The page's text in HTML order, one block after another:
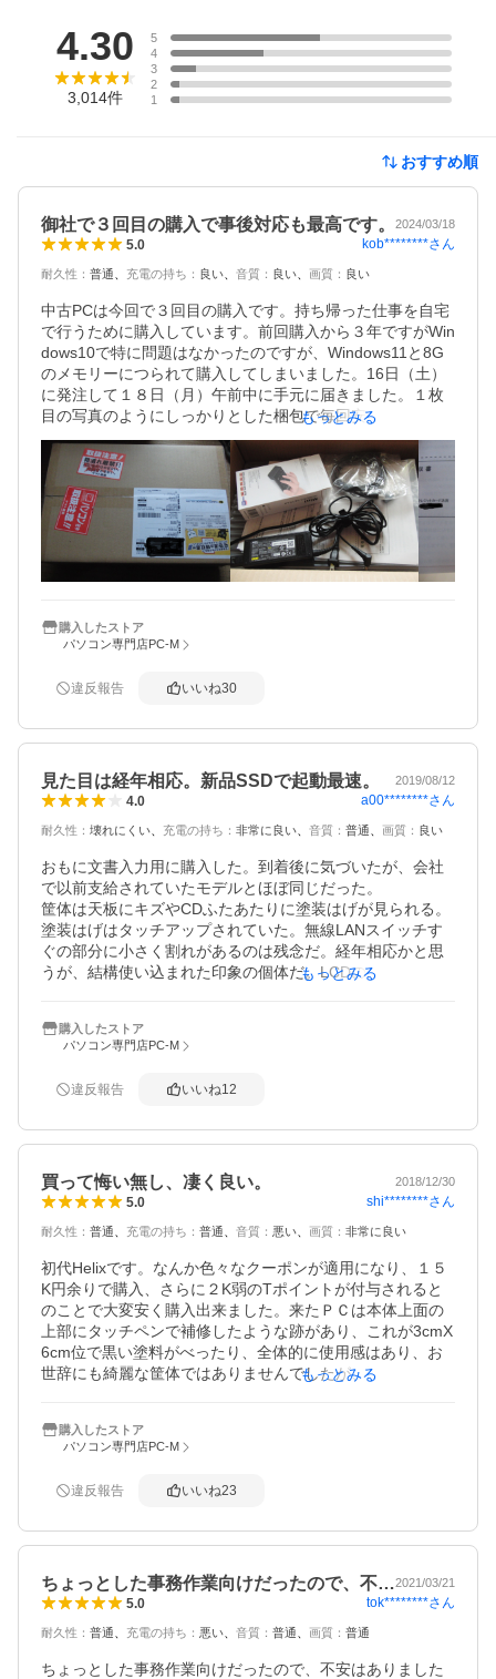
4.30
3,014件
5
4
3
2
1
おすすめ順
御社で３回目の購入で事後対応も最高です。 2024/03/18
5.0 kob********さん
耐久性 ： 普通 充電の持ち ： 良い 音質 ： 良い 画質 ： 良い
中古PCは今回で３回目の購入です。持ち帰った仕事を自宅
で行うために購入しています。前回購入から３年ですがWin
dows10で特に問題はなかったのですが、Windows11と8G
のメモリーにつられて購入してしまいました。16日（土）
に発注して１８日（月）午前中に手元に届きました。１枚
目の写真のようにしっかりとした梱包で毎回安心して到着
を待つことができます。箱を開けると外付けの１０キーボ
ードとHDMIケーブルと、ACアダプターが入っており、Wi-
Fiは外付けのUSBでした。前回は内蔵だったのにこの点だ
け残念でした。４枚目のように緩衝材でしっかりと梱包さ
れていて、電源をつなぐと見慣れないWindows11の画面が
１分ほどで立ち上がりました。せっかく10キーボードをお
まけでつけていただいたのに本体は10キー、光学ドライブ
もついていて大満足です。購入から2か月、今回私の不手際
丁寧に対応していただき、再インストールしていただきま
した。宅急便で送ってからわずか４日で戻ってきて感謝感
ございました。
もっとみる
購入したストア
パソコン専門店PC-M
違反報告 いいね30
見た目は経年相応。新品SSDで起動最速。 2019/08/12
4.0 a00********さん
耐久性 ： 壊れにくい 充電の持ち ： 非常に良い 音質 ： 普通 画質 ： 良い
おもに文書入力用に購入した。到着後に気づいたが、会社
で以前支給されていたモデルとほぼ同じだった。
筐体は天板にキズやCDふたあたりに塗装はげが見られる。
塗装はげはタッチアップされていた。無線LANスイッチす
ぐの部分に小さく割れがあるのは残念だ。経年相応かと思
うが、結構使い込まれた印象の個体だ。LCDの表面はきれ
新品のSSD128GBにより起動はとても速い。自宅のデスク
トップPCが128GBで十分使えているため容量の心配はして
KINGSOFTのOffice2016はインストール済みで、シリルキ
以前使っていた経験から述べるが、バッテリーの持ちはと
うのにとても良い。ただし熱には注意が必要で、左手を置
くところがじわじわ熱くなってくる。低温やけどに注意が
要る。また、その左側面に排気ファンがあるが、音がやや
い。
中古品なのでいろいろ気になる点はあるが、性能と価格を
考慮すると買って損はないと思います。
もっとみる
購入したストア
パソコン専門店PC-M
違反報告 いいね12
買って悔い無し、凄く良い。 2018/12/30
5.0 shi********さん
耐久性 ： 普通 充電の持ち ： 普通 音質 ： 悪い 画質 ： 非常に良い
初代Helixです。なんか色々なクーポンが適用になり、１５
K円余りで購入、さらに２K弱のTポイントが付与されると
のことで大変安く購入出来ました。来たＰＣは本体上面の
上部にタッチペンで補修したような跡があり、これが3cmX
6cm位で黒い塗料がべったり、全体的に使用感はあり、お
世辞にも綺麗な筐体ではありませんでしたが、液晶画面は
キーボードドックは2代目のHelixとは恐らく互換性は無い
です。2代目はＰＣの速度は初代よりやや遅く、バッテリの
稼働しますが、買った品は恐らく半分位しか持たない感じ
の文字消えやてかりなどありましたが、使用時はそう気に
ときはキーボード外せば半分の重さで運用可能、長所は小
型で、高性能で安いと言うところです。 送料とＯＳとoffice
も込みでストレージがＳＳＤのこのＰＣの値段は買って悔
もっとみる
購入したストア
パソコン専門店PC-M
違反報告 いいね23
ちょっとした事務作業向けだったので、不…2021/03/21
5.0 tok********さん
耐久性 ： 普通 充電の持ち ： 悪い 音質 ： 普通 画質 ： 普通
ちょっとした事務作業向けだったので、不安はありました